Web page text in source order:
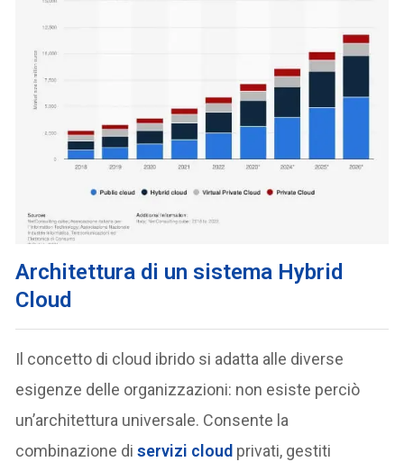
Architettura di un sistema Hybrid
Cloud
Il concetto di cloud ibrido si adatta alle diverse
esigenze delle organizzazioni: non esiste perciò
un’architettura universale. Consente la
combinazione diservizi cloud privati, gestiti